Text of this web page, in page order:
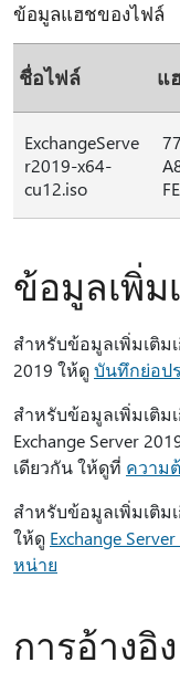
ข้อมูลแฮชของไฟล์
ชื่อไฟล์ แ
ExchangeServe
r2019-x64-
cu12.iso
ข้อมูลเพิ่ม
สําหรับข้อมูลเพิ่มเติม
2019 ให้ดูบันทึกย่อปร
สําหรับข้อมูลเพิ่มเติม
Exchange Server
เดียวกัน ให้ดูที่ ความ
สําหรับข้อมูลเพิ่มเติม
ให้ดู Exchange
หน่าย
การอ้างอิง